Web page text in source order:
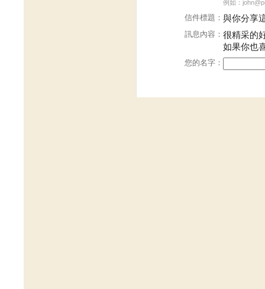
例如：
信件標題： 與你分享
訊息內容： 很精采的
如果你也
您的名字：